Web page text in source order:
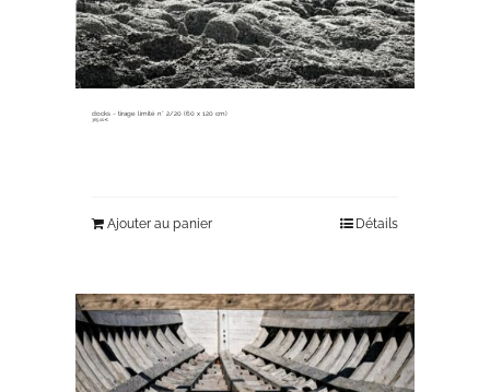
docks ~ tirage limité n° 2/20 (60 x 120 cm)
365,00€
Ajouter au panier Détails